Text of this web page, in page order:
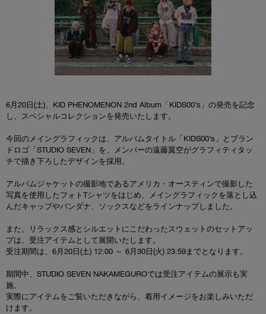
6月20日(土)、KID PHENOMENON 2nd Album「KIDS00’s」の発売を記念
し、スペシャルコレクションを発売いたします。
今回のメイングラフィックは、アルバムタイトル「KIDS00’s」とブラン
ドロゴ「STUDIO SEVEN」を、メンバーの遠藤翼空がグラフィティタッ
チで描き下ろしたデザインを採用。
アルバムジャケットの撮影地であるアメリカ・オースティンで撮影した
写真を使用したフォトTシャツをはじめ、メイングラフィックを落とし込
んだキャップやバンダナ、ソックスなどをラインナップしました。
また、リラックス感とシルエットにこだわったスウェットのセットアッ
プは、受注アイテムとして展開いたします。
受注期間は、6月20日(土) 12:00 ～ 6月30日(火) 23:59までとなります。
期間中、STUDIO SEVEN NAKAMEGUROでは受注アイテムの展示も実
施。
実際にアイテムをご覧いただきながら、着用イメージをお楽しみいただ
けます。